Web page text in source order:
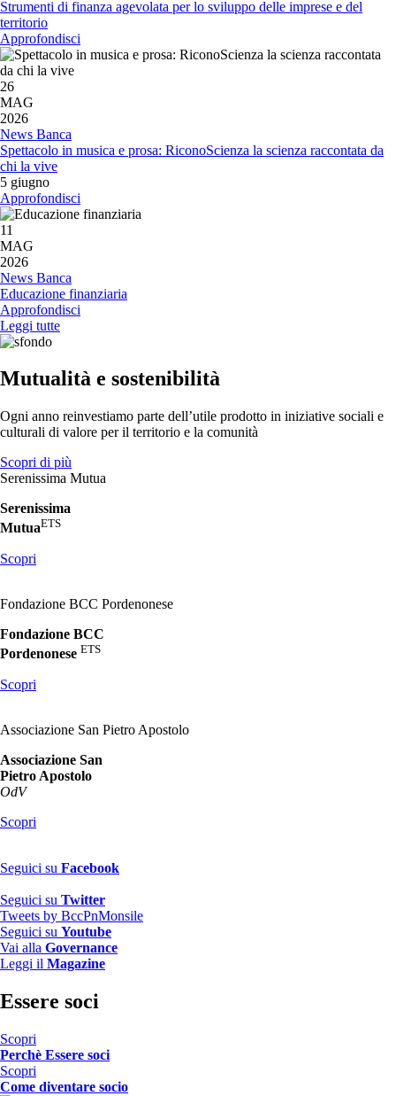
Strumenti di finanza agevolata per lo sviluppo delle imprese e del
territorio
Approfondisci
26
MAG
2026
News Banca
Spettacolo in musica e prosa: RiconoScienza la scienza raccontata da
chi la vive
5 giugno
Approfondisci
11
MAG
2026
News Banca
Educazione finanziaria
Approfondisci
Leggi tutte
Mutualità e sostenibilità
Ogni anno reinvestiamo parte dell’utile prodotto in iniziative sociali e
culturali di valore per il territorio e la comunità
Scopri di più
Serenissima Mutua
Serenissima
MutuaETS
Scopri
Fondazione BCC Pordenonese
Fondazione BCC
Pordenonese ETS
Scopri
Associazione San Pietro Apostolo
Associazione San
Pietro Apostolo
OdV
Scopri
Seguici su Facebook
Seguici su Twitter
Tweets by BccPnMonsile
Seguici su Youtube
Vai alla Governance
Leggi il Magazine
Essere soci
Scopri
Perchè Essere soci
Scopri
Come diventare socio